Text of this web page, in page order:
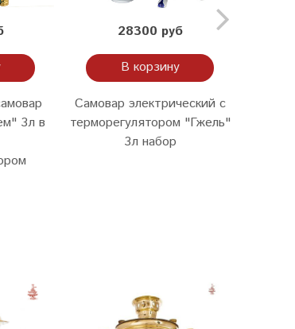
3л в
28300 руб
В корзину
Самовар электрический с
терморегулятором "Гжель"
3л набор